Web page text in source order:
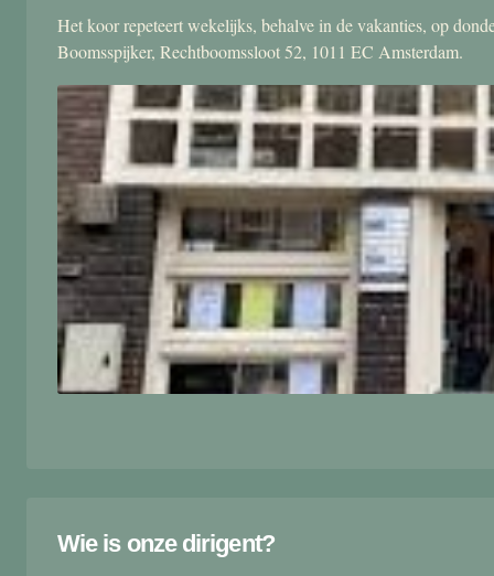
Het koor repeteert wekelijks, behalve in de vakanties, op
Boomsspijker, Rechtboomssloot 52, 1011 EC Amsterdam.
Wie is onze dirigent?